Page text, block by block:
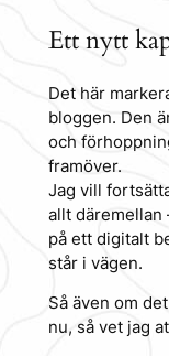
Ett nytt
Det här
bloggen. Den
och
framöver.
Jag vill
allt däremellan
på ett digitalt
står i vägen.
Så även om
nu, så vet jag